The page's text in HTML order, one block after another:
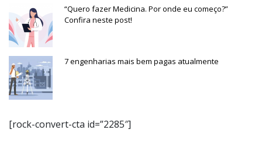
“Quero fazer Medicina. Por onde eu começo?”
Confira neste post!
7 engenharias mais bem pagas atualmente
[rock-convert-cta id=”2285″]